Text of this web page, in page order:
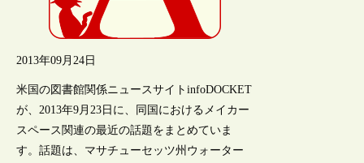
2013年09月24日
米国の図書館関係ニュースサイトinfoDOCKET
が、2013年9月23日に、同国におけるメイカー
スペース関連の最近の話題をまとめていま
す。話題は、マサチューセッツ州ウォーター